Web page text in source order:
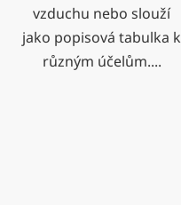
vzduchu nebo slouží
jako popisová tabulka k
různým účelům....